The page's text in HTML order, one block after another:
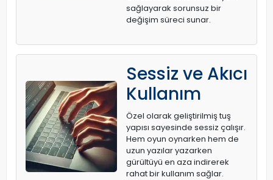
sağlayarak sorunsuz bir
değişim süreci sunar.
Sessiz ve Akıcı
Kullanım
Özel olarak geliştirilmiş tuş
yapısı sayesinde sessiz çalışır.
Hem oyun oynarken hem de
uzun yazılar yazarken
gürültüyü en aza indirerek
rahat bir kullanım sağlar.